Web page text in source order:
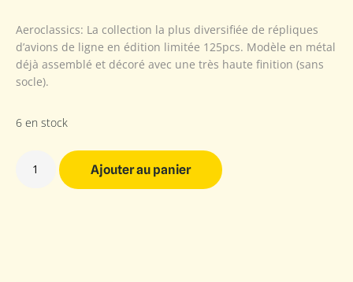
Aeroclassics: La collection la plus diversifiée de répliques
d’avions de ligne en édition limitée 125pcs. Modèle en métal
déjà assemblé et décoré avec une très haute finition (sans
socle).
6 en stock
Ajouter au panier